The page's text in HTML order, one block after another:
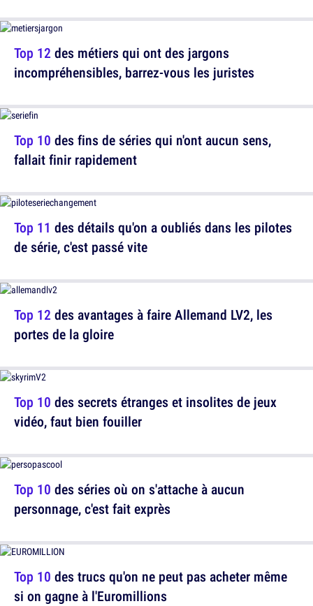
Top 12 des métiers qui ont des jargons
incompréhensibles, barrez-vous les juristes
Top 11 des détails qu'on a oubliés dans les pilotes
de série, c'est passé vite
Top 10 des secrets étranges et insolites de jeux
vidéo, faut bien fouiller
Top 10 des trucs qu'on ne peut pas acheter même
si on gagne à l'Euromillions
Top 10 des fins de séries qui n'ont aucun sens,
fallait finir rapidement
Top 12 des avantages à faire Allemand LV2, les
portes de la gloire
Top 10 des séries où on s'attache à aucun
personnage, c'est fait exprès